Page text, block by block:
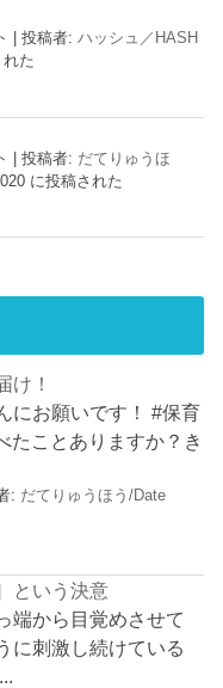
|投稿者:ハッシュ／HASH
た
|投稿者: だてりゅうほ
に投稿された
け！
にお願いです！ #保育
たことありますか？き
: だてりゅうほう/Date
という決意
端から目覚めさせて
に刺激し続けている